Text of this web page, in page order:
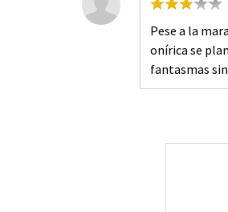
Pese a la
onírica se
fantasmas